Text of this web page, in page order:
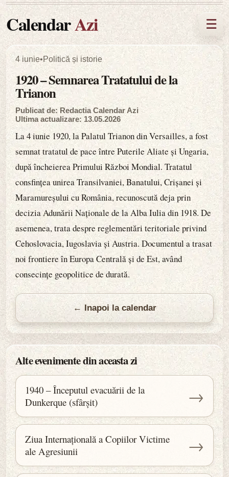
CalendarAzi ☰
4 iunie•Politică și istorie
1920 – Semnarea Tratatului de la
Trianon
Publicat de: Redactia Calendar Azi
Ultima actualizare: 13.05.2026
La 4 iunie 1920, la Palatul Trianon din Versailles, a fost
semnat tratatul de pace între Puterile Aliate și Ungaria,
după încheierea Primului Război Mondial. Tratatul
consfințea unirea Transilvaniei, Banatului, Crișanei și
Maramureșului cu România, recunoscută deja prin
decizia Adunării Naționale de la Alba Iulia din 1918. De
asemenea, trata despre reglementări teritoriale privind
Cehoslovacia, Iugoslavia și Austria. Documentul a trasat
noi frontiere în Europa Centrală și de Est, având
consecințe geopolitice de durată.
← Inapoi la calendar
Alte evenimente din aceasta zi
1940 – Începutul evacuării de la
Dunkerque (sfârșit)
→
Ziua Internațională a Copiilor Victime
ale Agresiunii
→